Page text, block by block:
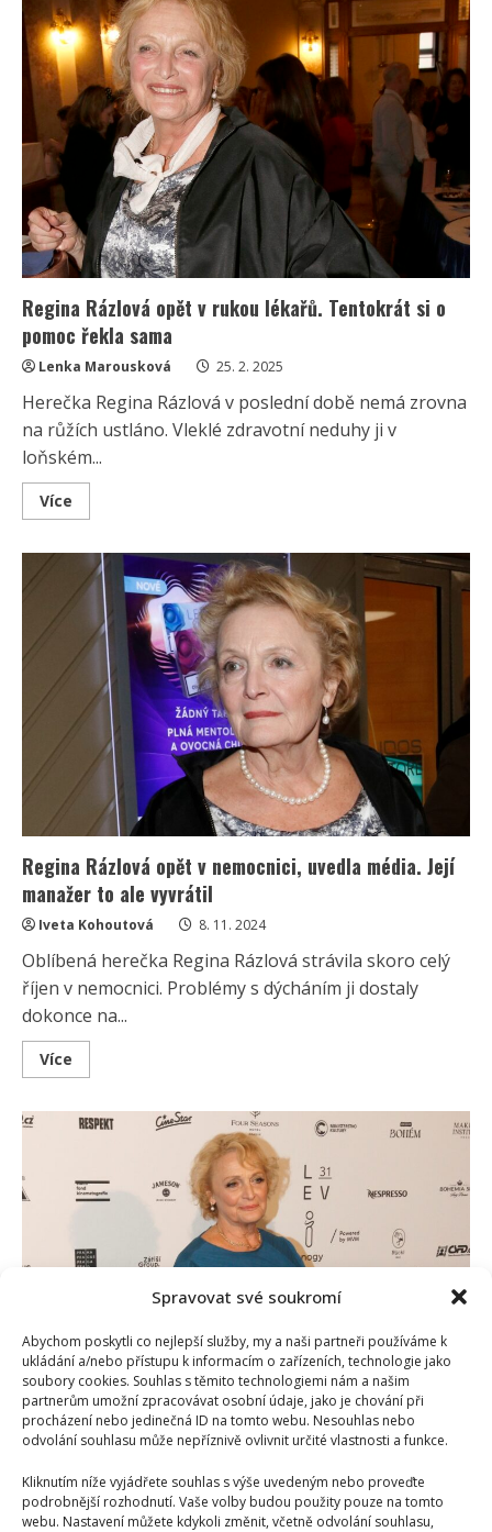
Spravovat své soukromí
Abychom poskytli co nejlepší služby, my a naši partneři používáme k
ukládání a/nebo přístupu k informacím o zařízeních, technologie jako
soubory cookies. Souhlas s těmito technologiemi nám a našim
partnerům umožní zpracovávat osobní údaje, jako je chování při
procházení nebo jedinečná ID na tomto webu. Nesouhlas nebo
odvolání souhlasu může nepříznivě ovlivnit určité vlastnosti a funkce.
Kliknutím níže vyjádřete souhlas s výše uvedeným nebo proveďte
podrobnější rozhodnutí. Vaše volby budou použity pouze na tomto
webu. Nastavení můžete kdykoli změnit, včetně odvolání souhlasu,
moc
pyšná
na
svého
syna
Lukáše.
Vyrostl
z
pohledný
úspěšný
farmář
Regina Rázlová opět v rukou lékařů. Tentokrát si o
pomoc řekla sama
Lenka Marousková 25. 2. 2025
Herečka Regina Rázlová v poslední době nemá zrovna
na růžích ustláno. Vleklé zdravotní neduhy ji v
loňském...
Více
more
Rázlová
opět
rukou
lékařů.
Tentokrát
si
o
pomoc
řekla
sama
Regina Rázlová opět v nemocnici, uvedla média. Její
manažer to ale vyvrátil
Iveta Kohoutová 8. 11. 2024
Oblíbená herečka Regina Rázlová strávila skoro celý
říjen v nemocnici. Problémy s dýcháním ji dostaly
dokonce na...
Více
more
Rázlová
opět
uvedla
média.
ale
vyvrátil
Regina Rázlová je se zápalem plic stále v nemocnici
Richard Touš 15. 10. 2024
posledních několik týdnů. Problémy s dýcháním, které
herečku sužují, vyústily v...